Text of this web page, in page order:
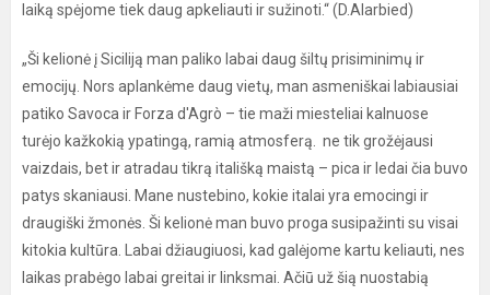
laiką spėjome tiek daug apkeliauti ir sužinoti.“ (D.Alarbied)
„Ši kelionė į Siciliją man paliko labai daug šiltų prisiminimų ir
emocijų. Nors aplankėme daug vietų, man asmeniškai labiausiai
patiko Savoca ir Forza d'Agrò – tie maži miesteliai kalnuose
turėjo kažkokią ypatingą, ramią atmosferą. ne tik grožėjausi
vaizdais, bet ir atradau tikrą itališką maistą – pica ir ledai čia buvo
patys skaniausi. Mane nustebino, kokie italai yra emocingi ir
draugiški žmonės. Ši kelionė man buvo proga susipažinti su visai
kitokia kultūra. Labai džiaugiuosi, kad galėjome kartu keliauti, nes
laikas prabėgo labai greitai ir linksmai. Ačiū už šią nuostabią